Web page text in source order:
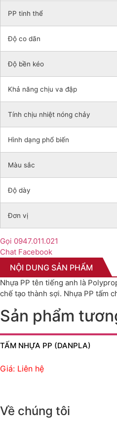
PP tinh thể
Độ co dãn
Độ bền kéo
Khả năng chịu va đập
Tính chịu nhiệt nóng chảy
Hình dạng phổ biến
Màu sắc
Độ dày
Đơn vị
Gọi 0947.011.021
Chat Facebook
NỘI DUNG SẢN PHẨM
Nhựa PP tên tiếng anh là
chế tạo thành sợi. Nhựa PP tấm
Sản phẩm
TẤM NHỰA PP (DANPLA)
Giá: Liên hệ
Về chúng tôi